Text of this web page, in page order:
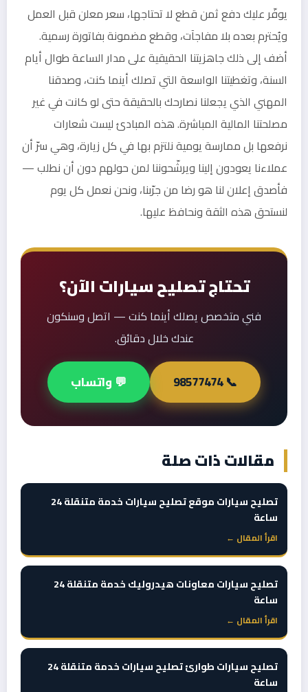
يوفّر عليك دفع ثمن قطع لا تحتاجها، سعر معلن قبل العمل
ويُحترم بعده بلا مفاجآت، وقطع مضمونة بفاتورة رسمية.
أضف إلى ذلك جاهزيتنا الحقيقية على مدار الساعة طوال أيام
السنة، وتغطيتنا الواسعة التي تصلك أينما كنت، وصدقنا
المهني الذي يجعلنا نصارحك بالحقيقة حتى لو كانت في غير
مصلحتنا المالية المباشرة. هذه المبادئ ليست شعارات
نرفعها بل ممارسة يومية نلتزم بها في كل زيارة، وهي سرّ أن
عملاءنا يعودون إلينا ويرشّحوننا لمن حولهم دون أن نطلب —
فأصدق إعلان لنا هو رضا من جرّبنا، ونحن نعمل كل يوم
لنستحق هذه الثقة ونحافظ عليها.
تحتاج تصليح سيارات الآن؟
فني متخصص يصلك أينما كنت — اتصل وسنكون
عندك خلال دقائق.
📞 98577474 💬 واتساب
مقالات ذات صلة
تصليح سيارات موقع تصليح سيارات خدمة متنقلة 24
ساعة
اقرأ المقال ←
تصليح سيارات معاونات هيدروليك خدمة متنقلة 24
ساعة
اقرأ المقال ←
تصليح سيارات طوارئ تصليح سيارات خدمة متنقلة 24
ساعة